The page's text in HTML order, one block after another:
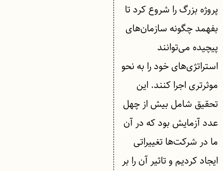
پروژه بزرگ را شروع کرد تا
بفهمد چگونه سازمان‌های
پیچیده می‌توانند
استراتژی‌های خود را به نحو
موثرتری اجرا کنند. این
تحقیق شامل بیش از چهل
عدد آزمایش بود که در آن
ما در شرکت‌ها تغییراتی
ایجاد کردیم و تاثیر آن را بر